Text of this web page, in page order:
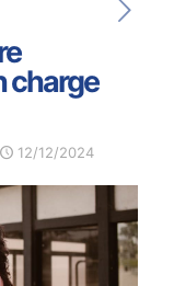
charge
12/12/2024